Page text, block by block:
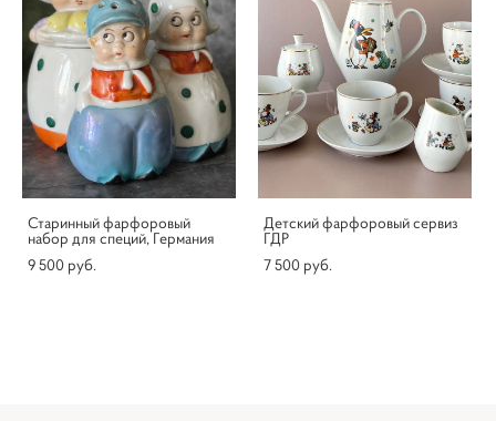
Старинный фарфоровый
набор для специй, Германия
9 500 pуб.
Детский фарфоровый сервиз
ГДР
7 500 pуб.